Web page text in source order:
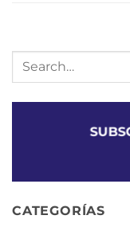
CATEGORÍAS